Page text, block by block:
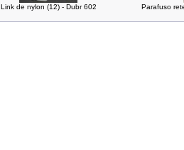
Link de nylon (12) - Dubr 602 Parafuso